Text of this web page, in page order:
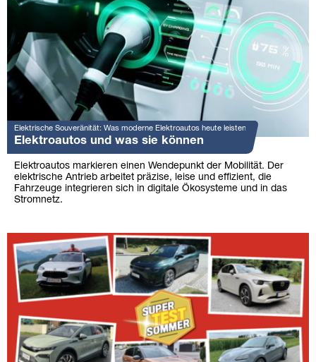
Elektrische Souveränität: Was moderne Elektroautos heute leisten
Elektroautos und was sie können
Elektroautos markieren einen Wendepunkt der Mobilität. Der
elektrische Antrieb arbeitet präzise, leise und effizient, die
Fahrzeuge integrieren sich in digitale Ökosysteme und in das
Stromnetz.